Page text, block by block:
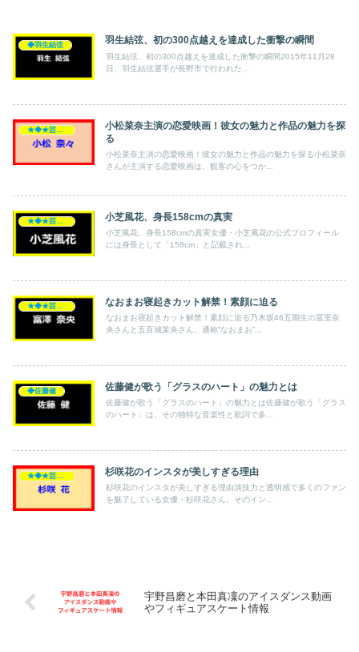
◆羽生結弦 羽生結弦、初の300点越えを達成した衝撃の瞬間
羽生結弦、初の300点越えを達成した衝撃の瞬間2015年11月28
日、羽生結弦選手が長野市で行われた...
小松菜奈主演の恋愛映画！彼女の魅力と作品の魅力を探
る
小松菜奈主演の恋愛映画！彼女の魅力と作品の魅力を探る小松菜奈
さんが主演する恋愛映画は、観客の心をつか...
小芝風花、身長158cmの真実
小芝風花、身長158cmの真実女優・小芝風花の公式プロフィール
には身長として「158cm」と記載され...
なおまお寝起きカット解禁！素顔に迫る
なおまお寝起きカット解禁！素顔に迫る乃木坂46五期生の冨里奈
央さんと五百城茉央さん、通称“なおまお”...
◆佐藤健 佐藤健が歌う「グラスのハート」の魅力とは
佐藤健が歌う「グラスのハート」の魅力とは佐藤健が歌う「グラス
のハート」は、その独特な音楽性と歌詞で多...
★◆★芸能人★◆★ 杉咲花のインスタが美しすぎる理由
杉咲花のインスタが美しすぎる理由演技力と透明感で多くのファン
を魅了している女優・杉咲花さん。そのイン...
宇野昌磨と本田真凜のアイスダンス動画
やフィギュアスケート情報